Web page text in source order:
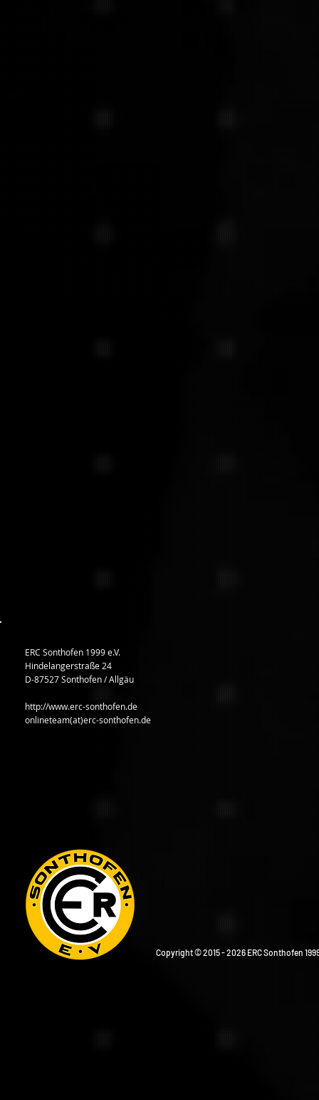
ERC Sonthofen 1999 e.V.
Hindelangerstraße 24
D-87527 Sonthofen / Allgäu
http://www.erc-sonthofen.de
onlineteam(at)erc-sonthofen.de
Copyright © 2015 - 2026 ERC Sonthofen